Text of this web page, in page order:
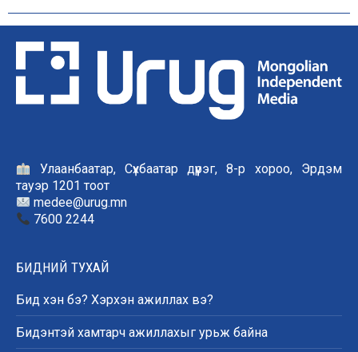
Улаанбаатар, Сүхбаатар дүүрэг, 8-р хороо, Эрдэм
тауэр 1201 тоот
medee@urug.mn
7600 2244
БИДНИЙ ТУХАЙ
Бид хэн бэ? Хэрхэн ажиллах вэ?
Бидэнтэй хамтарч ажиллахыг урьж байна